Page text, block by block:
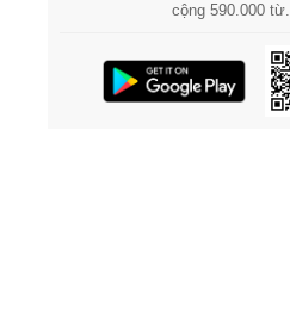
cộng 590.000 từ.